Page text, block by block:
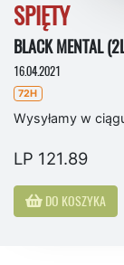
SPIĘTY
BLACK MENTAL
16.04.2021
72H
Wysyłamy w
LP 121.89
DO KOSZYKA